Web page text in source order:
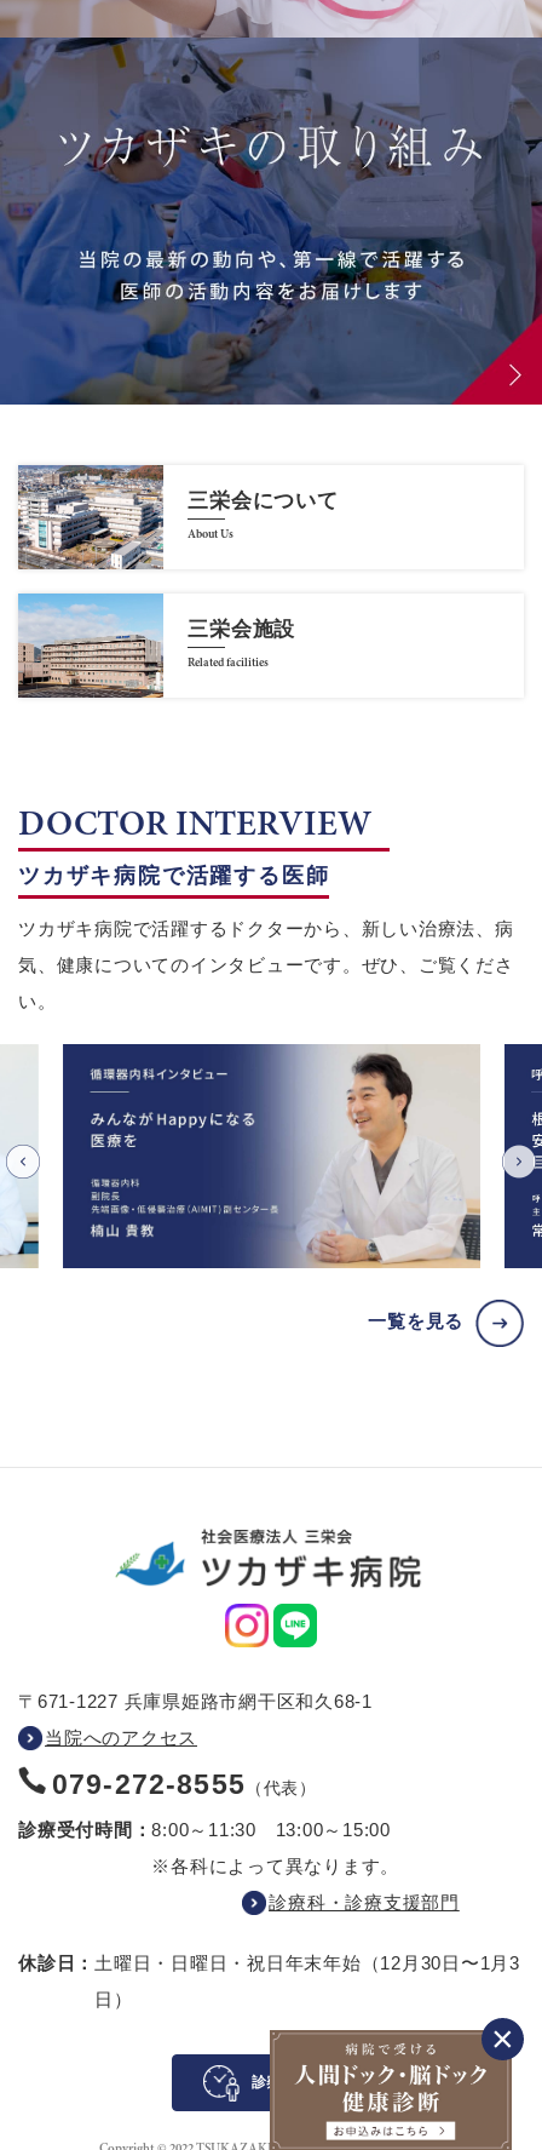
三栄会について
About Us
三栄会施設
Related facilities
DOCTOR INTERVIEW
ツカザキ病院で活躍する医師
ツカザキ病院で活躍するドクターから、新しい治療法、病
気、健康についてのインタビューです。ぜひ、ご覧くださ
い。
一覧を見る
〒671-1227 兵庫県姫路市網干区和久68-1
当院へのアクセス
079-272-8555 （代表）
診療受付時間：8:00～11:30 13:00～15:00
※各科によって異なります。
診療科・診療支援部門
休診日： 土曜日・日曜日・祝日年末年始（12月30日〜1月3
日）
診察待ち案内